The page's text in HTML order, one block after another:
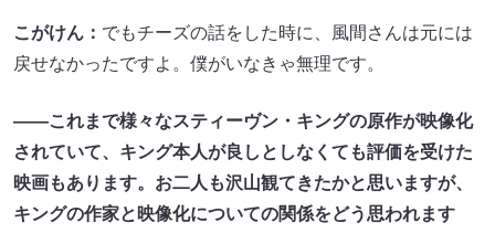
こがけん： でもチーズの話をした時に、風間さんは元には
戻せなかったですよ。僕がいなきゃ無理です。
――これまで様々なスティーヴン・キングの原作が映像化
されていて、キング本人が良しとしなくても評価を受けた
映画もあります。お二人も沢山観てきたかと思いますが、
キングの作家と映像化についての関係をどう思われます